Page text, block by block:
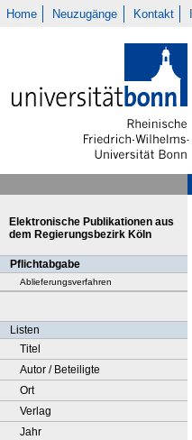
Home Neuzugänge Kontakt
Elektronische Publikationen aus
dem Regierungsbezirk Köln
Pflichtabgabe
Ablieferungsverfahren
Listen
Titel
Autor / Beteiligte
Ort
Verlag
Jahr